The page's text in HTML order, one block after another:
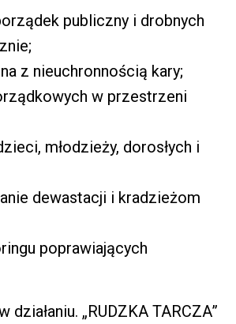
publiczny i drobnych
z nieuchronnością kary;
w przestrzeni
młodzieży, dorosłych i
dewastacji i kradzieżom
poprawiających
„RUDZKA TARCZA”